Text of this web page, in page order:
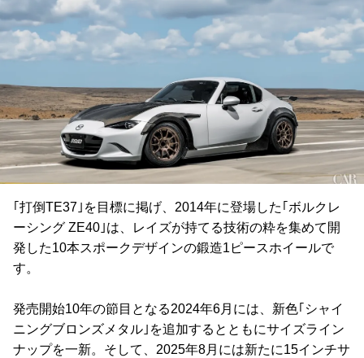
｢打倒TE37｣を目標に掲げ、2014年に登場した｢ボルクレ
ーシング ZE40｣は、レイズが持てる技術の粋を集めて開
発した10本スポークデザインの鍛造1ピースホイールで
す。
発売開始10年の節目となる2024年6月には、新色｢シャイ
ニングブロンズメタル｣を追加するとともにサイズライン
ナップを一新。そして、2025年8月には新たに15インチサ